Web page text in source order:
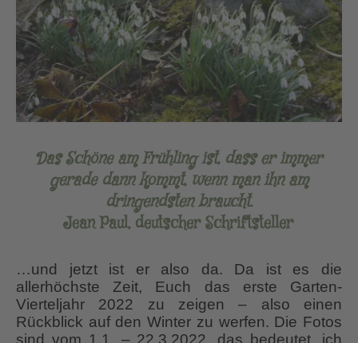
Das Schöne am Frühling ist, dass er immer
gerade dann kommt, wenn man ihn am
dringendsten braucht.
Jean Paul, deutscher Schriftsteller
…und jetzt ist er also da. Da ist es die
allerhöchste Zeit, Euch das erste Garten-
Vierteljahr 2022 zu zeigen – also einen
Rückblick auf den Winter zu werfen. Die Fotos